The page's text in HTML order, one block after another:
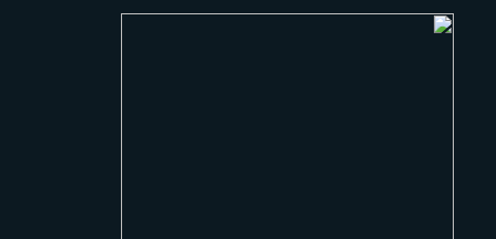
شهرستان شمیرانات